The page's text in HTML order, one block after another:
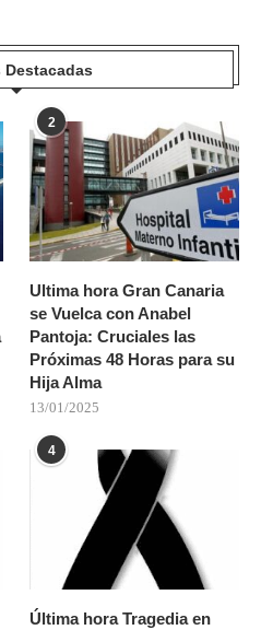
Destacadas
2
Ultima hora Gran Canaria
se Vuelca con Anabel
Pantoja: Cruciales las
Próximas 48 Horas para su
Hija Alma
13/01/2025
4
Última hora Tragedia en